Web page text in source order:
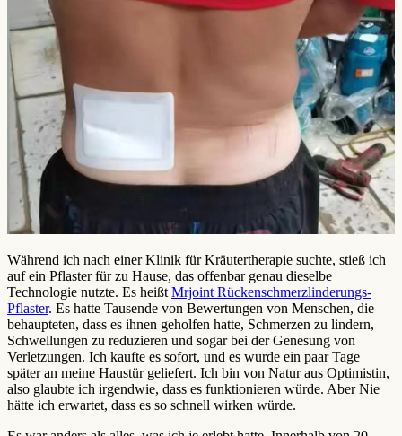
Während ich nach einer Klinik für Kräutertherapie suchte, stieß ich
auf ein Pflaster für zu Hause, das offenbar genau dieselbe
Technologie nutzte. Es heißt Mrjoint Rückenschmerzlinderungs-
Pflaster. Es hatte Tausende von Bewertungen von Menschen, die
behaupteten, dass es ihnen geholfen hatte, Schmerzen zu lindern,
Schwellungen zu reduzieren und sogar bei der Genesung von
Verletzungen. Ich kaufte es sofort, und es wurde ein paar Tage
später an meine Haustür geliefert. Ich bin von Natur aus Optimistin,
also glaubte ich irgendwie, dass es funktionieren würde. Aber Nie
hätte ich erwartet, dass es so schnell wirken würde.